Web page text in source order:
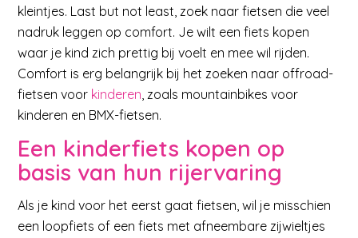
kleintjes. Last but not least, zoek naar fietsen die veel
nadruk leggen op comfort. Je wilt een fiets kopen
waar je kind zich prettig bij voelt en mee wil rijden.
Comfort is erg belangrijk bij het zoeken naar offroad-
fietsen voor kinderen, zoals mountainbikes voor
kinderen en BMX-fietsen.
Een kinderfiets kopen op
basis van hun rijervaring
Als je kind voor het eerst gaat fietsen, wil je misschien
een loopfiets of een fiets met afneembare zijwieltjes